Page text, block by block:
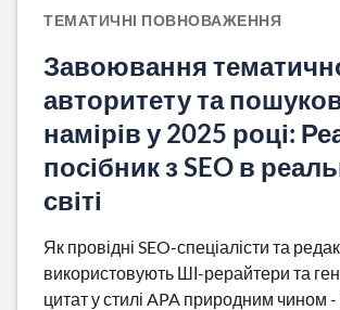
ТЕМАТИЧНІ ПОВНОВАЖЕННЯ
Завоювання
авторитету та
намірів у 2025 році:
посібник з SEO в
світі
Як провідні SEO-спеціалісти та
використовують ШІ-рерайтери та
цитат у стилі APA природним чином